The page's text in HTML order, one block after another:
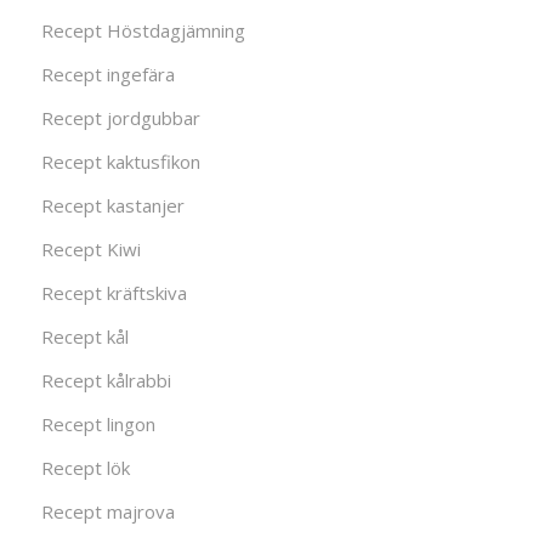
Recept Höstdagjämning
Recept ingefära
Recept jordgubbar
Recept kaktusfikon
Recept kastanjer
Recept Kiwi
Recept kräftskiva
Recept kål
Recept kålrabbi
Recept lingon
Recept lök
Recept majrova